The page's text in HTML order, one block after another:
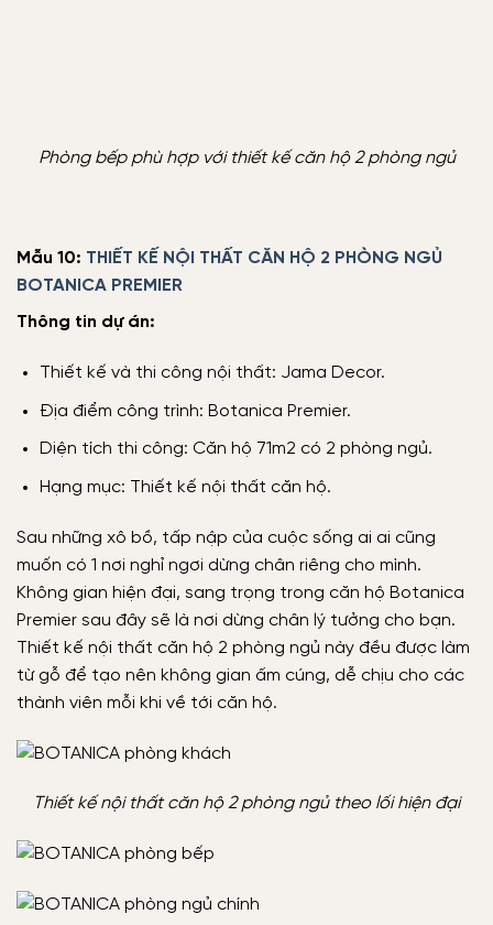
Phòng bếp phù hợp với thiết kế căn hộ 2 phòng ngủ
Mẫu 10: THIẾT KẾ NỘI THẤT CĂN HỘ 2 PHÒNG NGỦ
BOTANICA PREMIER
Thông tin dự án:
Thiết kế và thi công nội thất: Jama Decor.
Địa điểm công trình: Botanica Premier.
Diện tích thi công: Căn hộ 71m2 có 2 phòng ngủ.
Hạng mục: Thiết kế nội thất căn hộ.
Sau những xô bồ, tấp nập của cuộc sống ai ai cũng
muốn có 1 nơi nghỉ ngơi dừng chân riêng cho mình.
Không gian hiện đại, sang trọng trong căn hộ Botanica
Premier sau đây sẽ là nơi dừng chân lý tưởng cho bạn.
Thiết kế nội thất căn hộ 2 phòng ngủ này đều được làm
từ gỗ để tạo nên không gian ấm cúng, dễ chịu cho các
thành viên mỗi khi về tới căn hộ.
Thiết kế nội thất căn hộ 2 phòng ngủ theo lối hiện đại